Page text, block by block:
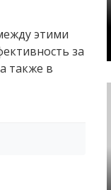
этими
за
также в